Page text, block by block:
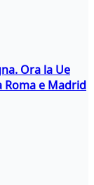
Ora la Ue
Roma e Madrid